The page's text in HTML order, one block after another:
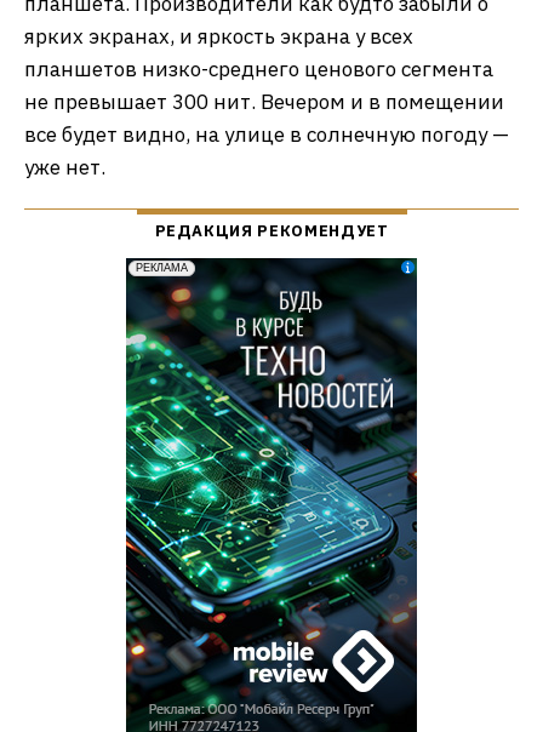
ярких экранах, и яркость экрана у всех
планшетов низко-среднего ценового сегмента
не превышает 300 нит. Вечером и в помещении
все будет видно, на улице в солнечную погоду —
уже нет.